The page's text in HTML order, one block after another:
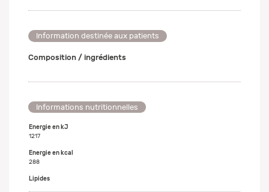
Information destinée aux patients
Composition / ingrédients
Informations nutritionnelles
Energie en kJ
1217
Energie en kcal
288
Lipides